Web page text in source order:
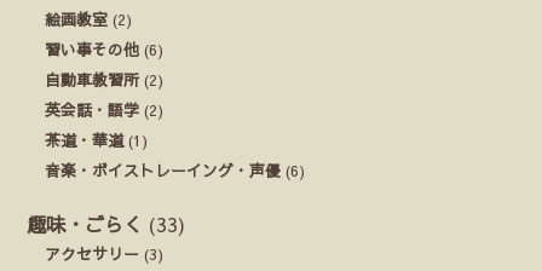
絵画教室 (2)
習い事その他 (6)
自動車教習所(2)
英会話・語学 (2)
茶道・華道(1)
音楽・ボイストレーイング・声優 (6)
趣味・ごらく (33)
アクセサリー (3)